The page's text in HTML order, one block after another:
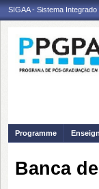
SIGAA - Sistema
Programme
Banca